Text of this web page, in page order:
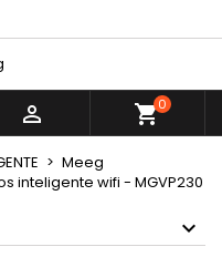
 shopping_cart0
Meeg
inteligente wifi - MGVP230
×
add_circle_outlineCreate new list
×
×
para guardar
((loginText))